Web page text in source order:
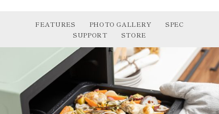
FEATURES PHOTO GALLERY
SPEC
SUPPORT
STORE